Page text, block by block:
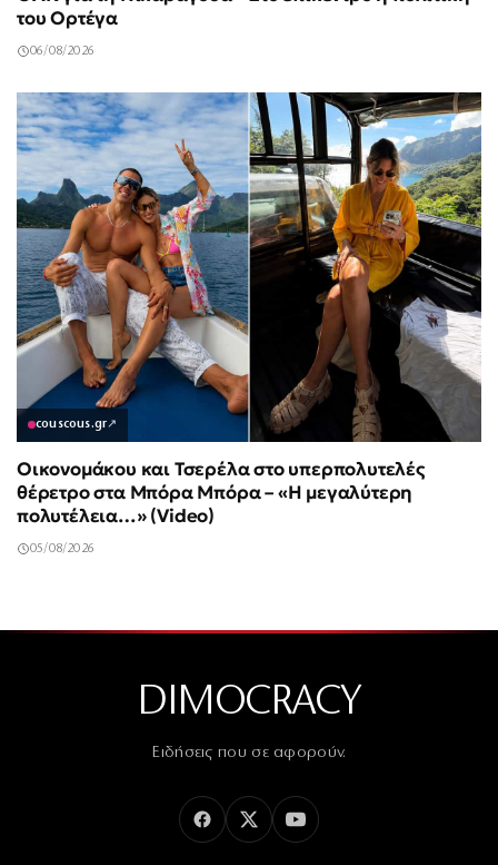
του Ορτέγα
06/08/2026
couscous.gr↗
Οικονομάκου και Τσερέλα στο υπερπολυτελές
θέρετρο στα Μπόρα Μπόρα – «Η μεγαλύτερη
πολυτέλεια…» (Video)
05/08/2026
DIMOCRACY
Ειδήσεις που σε αφορούν.